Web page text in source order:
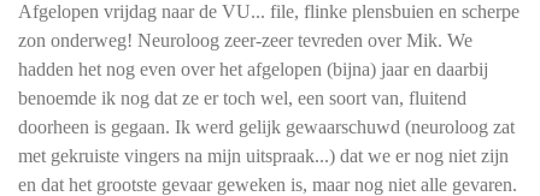
Afgelopen vrijdag naar de VU... file, flinke plensbuien en scherpe
zon onderweg! Neuroloog zeer-zeer tevreden over Mik. We
hadden het nog even over het afgelopen (bijna) jaar en daarbij
benoemde ik nog dat ze er toch wel, een soort van, fluitend
doorheen is gegaan. Ik werd gelijk gewaarschuwd (neuroloog zat
met gekruiste vingers na mijn uitspraak...) dat we er nog niet zijn
en dat het grootste gevaar geweken is, maar nog niet alle gevaren.